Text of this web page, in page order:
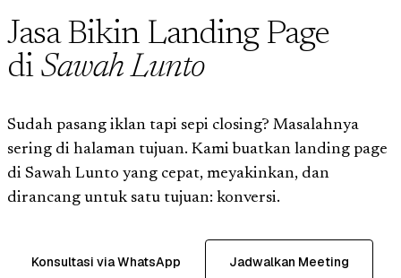
Jasa Bikin Landing Page
di Sawah Lunto
Sudah pasang iklan tapi sepi closing? Masalahnya
sering di halaman tujuan. Kami buatkan landing page
di Sawah Lunto yang cepat, meyakinkan, dan
dirancang untuk satu tujuan: konversi.
Konsultasi via WhatsApp Jadwalkan Meeting